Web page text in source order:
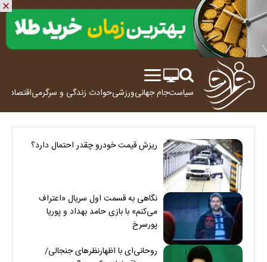
سیاستجام جهانیورزشیحوادث زندگی و سرگرمیاقتصاد
ریزش قیمت خودرو چقدر احتمال دارد؟
نگاهی به قسمت اول سریال «اعتراف
می‌کنم» با بازی حامد بهداد و پوریا
پورسرخ
روحانی‌ای با اظهارنظرهای جنجالی/